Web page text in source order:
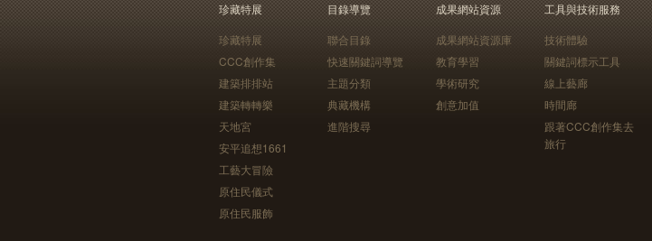
珍藏特展
珍藏特展
CCC創作集
建築排排站
建築轉轉樂
天地宮
安平追想1661
工藝大冒險
原住民儀式
原住民服飾
目錄導覽
聯合目錄
快速關鍵詞導覽
主題分類
典藏機構
進階搜尋
成果網站資源
成果網站資源庫
教育學習
學術研究
創意加值
工具與技術服務
技術體驗
關鍵詞標示工具
線上藝廊
時間廊
跟著CCC創作集去
旅行